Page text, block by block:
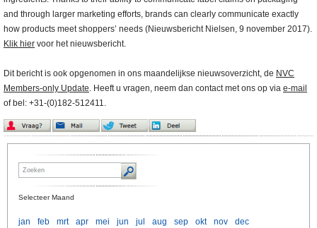
and through larger marketing efforts, brands can clearly communicate exactly
how products meet shoppers’ needs (Nieuwsbericht Nielsen, 9 november 2017).
Klik hier voor het nieuwsbericht.
Dit bericht is ook opgenomen in ons maandelijkse nieuwsoverzicht, de NVC
Members-only Update. Heeft u vragen, neem dan contact met ons op via e-mail
of bel: +31-(0)182-512411.
Selecteer Maand
jan feb mrt apr mei jun jul aug sep okt nov dec